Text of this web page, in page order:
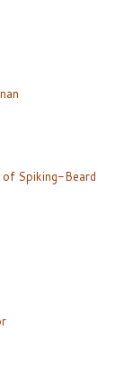
of Spiking-Beard